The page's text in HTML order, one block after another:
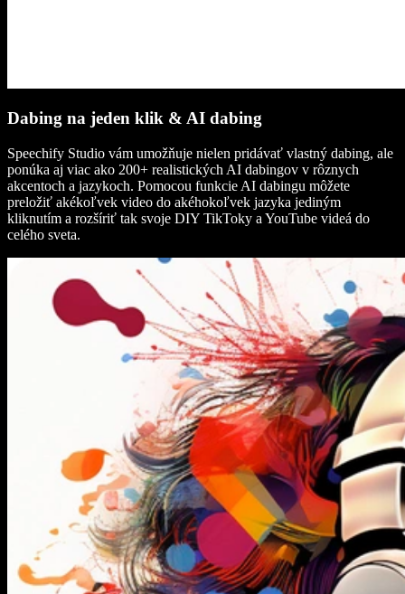
Dabing na jeden klik & AI dabing
Speechify Studio vám umožňuje nielen pridávať vlastný dabing, ale
ponúka aj viac ako 200+ realistických AI dabingov v rôznych
akcentoch a jazykoch. Pomocou funkcie AI dabingu môžete
preložiť akékoľvek video do akéhokoľvek jazyka jediným
kliknutím a rozšíriť tak svoje DIY TikToky a YouTube videá do
celého sveta.